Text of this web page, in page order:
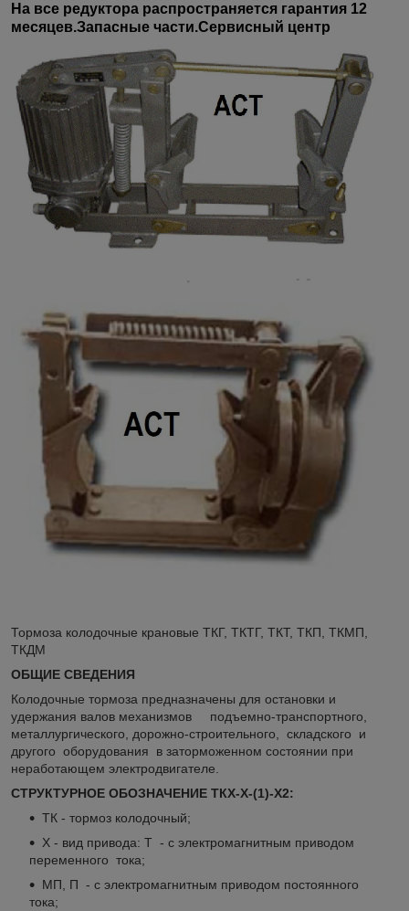
На все редуктора распространяется гарантия 12
месяцев.Запасные части.Сервисный центр
Тормоза колодочные крановые ТКГ, ТКТГ, ТКТ, ТКП, ТКМП,
ТКДМ
ОБЩИЕ СВЕДЕНИЯ
Колодочные тормоза предназначены для остановки и
удержания валов механизмов подъемно-транспортного,
металлургического, дорожно-строительного, складского и
другого оборудования в заторможенном состоянии при
неработающем электродвигателе.
СТРУКТУРНОЕ ОБОЗНАЧЕНИЕ ТКХ-Х-(1)-Х2:
ТК - тормоз колодочный;
Х - вид привода: Т - с электромагнитным приводом
переменного тока;
МП, П - с электромагнитным приводом постоянного
тока;